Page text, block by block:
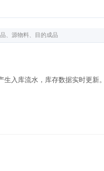
、源物料、目的成品
入库流水，库存数据实时更新